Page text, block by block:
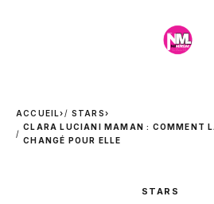
ACCUEIL› STARS›
CLARA LUCIANI MAMAN : COMMENT
CHANGÉ POUR ELLE
STARS